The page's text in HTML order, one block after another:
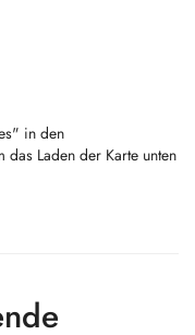
in den
das Laden der Karte unten